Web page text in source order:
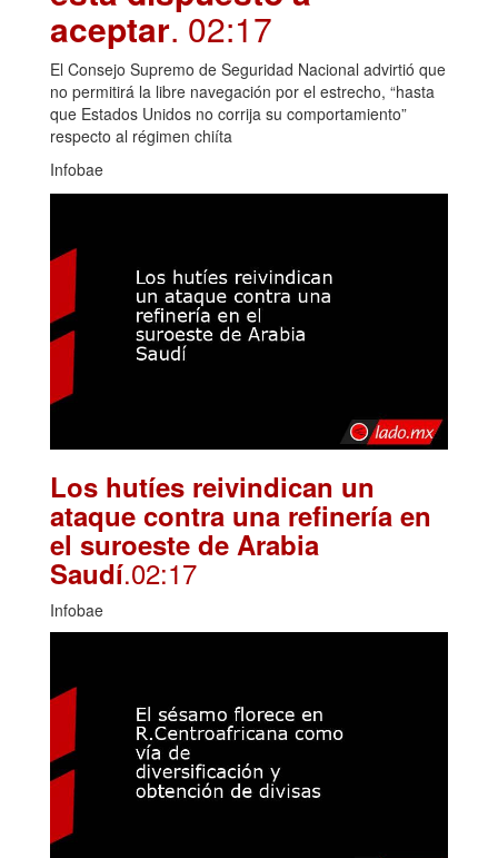
aceptar. 02:17
El Consejo Supremo de Seguridad Nacional advirtió que
no permitirá la libre navegación por el estrecho, “hasta
que Estados Unidos no corrija su comportamiento”
respecto al régimen chiíta
Infobae
Los hutíes reivindican un
ataque contra una refinería en
el suroeste de Arabia
Saudí.02:17
Infobae